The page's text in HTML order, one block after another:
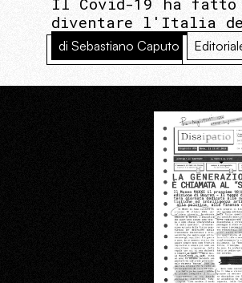
diventare l'Italia del
di Sebastiano Caputo